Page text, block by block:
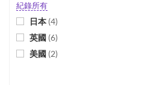
紀錄所有
日本 (4)
英國 (6)
美國 (2)